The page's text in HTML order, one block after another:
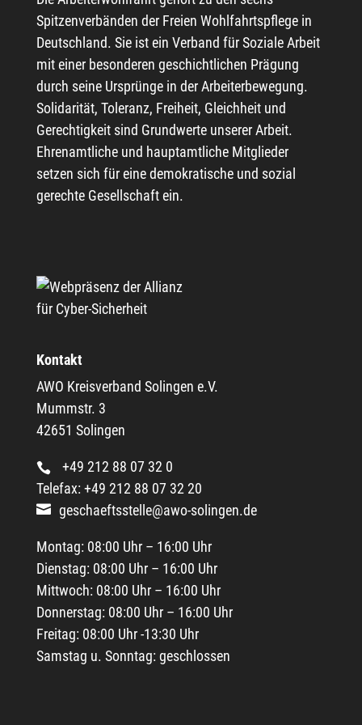
Spitzenverbänden der Freien Wohlfahrtspflege in
Deutschland. Sie ist ein Verband für Soziale Arbeit
mit einer besonderen geschichtlichen Prägung
durch seine Ursprünge in der Arbeiterbewegung.
Solidarität, Toleranz, Freiheit, Gleichheit und
Gerechtigkeit sind Grundwerte unserer Arbeit.
Ehrenamtliche und hauptamtliche Mitglieder
setzen sich für eine demokratische und sozial
gerechte Gesellschaft ein.
Kontakt
AWO Kreisverband Solingen e.V.
Mummstr. 3
42651 Solingen
+49 212 88 07 32 0
Telefax: +49 212 88 07 32 20
geschaeftsstelle@awo-solingen.de
Montag: 08:00 Uhr – 16:00 Uhr
Dienstag: 08:00 Uhr – 16:00 Uhr
Mittwoch: 08:00 Uhr – 16:00 Uhr
Donnerstag: 08:00 Uhr – 16:00 Uhr
Freitag: 08:00 Uhr -13:30 Uhr
Samstag u. Sonntag: geschlossen